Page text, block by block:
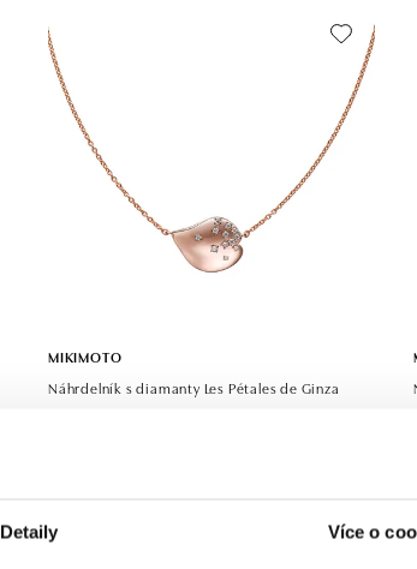
Detaily Více o
MIKIMOTO
Náhrdelník s diamanty Les Pétales de Ginza